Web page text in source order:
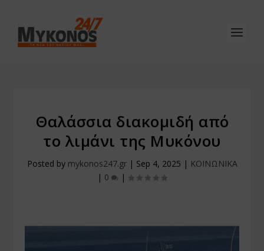
Θαλάσσια διακομιδή από
το λιμάνι της Μυκόνου
Posted by mykonos247.gr| Sep 4, 2025 | ΚΟΙΝΩΝΙΚΑ
| 0 |